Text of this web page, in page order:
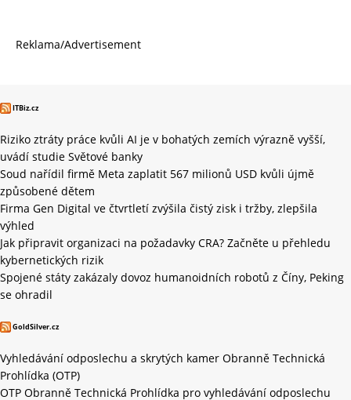
Reklama/Advertisement
ITBiz.cz
Riziko ztráty práce kvůli AI je v bohatých zemích výrazně vyšší,
uvádí studie Světové banky
Soud nařídil firmě Meta zaplatit 567 milionů USD kvůli újmě
způsobené dětem
Firma Gen Digital ve čtvrtletí zvýšila čistý zisk i tržby, zlepšila
výhled
Jak připravit organizaci na požadavky CRA? Začněte u přehledu
kybernetických rizik
Spojené státy zakázaly dovoz humanoidních robotů z Číny, Peking
se ohradil
GoldSilver.cz
Vyhledávání odposlechu a skrytých kamer Obranně Technická
Prohlídka (OTP)
OTP Obranně Technická Prohlídka pro vyhledávání odposlechu